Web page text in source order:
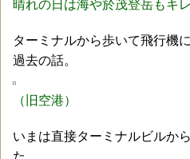
晴れの日は海や於茂登岳もキ
ターミナルから歩いて飛行機
過去の話。
（旧空港）
いまは直接ターミナルビルか
た。